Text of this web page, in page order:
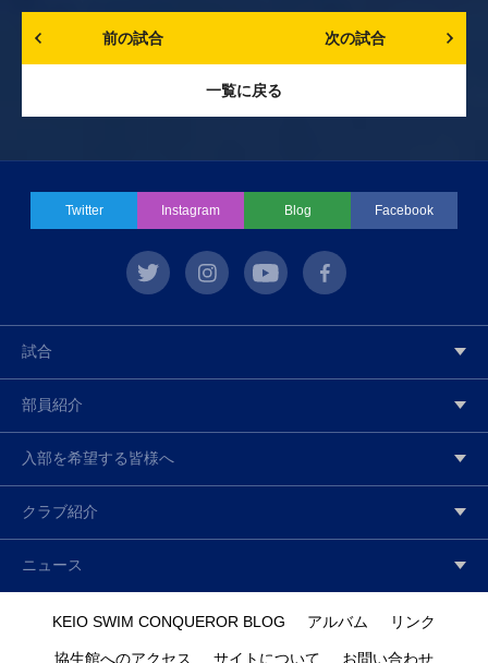
前の試合
一覧に戻る
次の試合
試合
部員紹介
入部を希望する皆様へ
クラブ紹介
ニュース
Twitter Instagram Blog Facebook
twitter instagramyoutube
KEIO SWIM CONQUEROR BLOG アルバム リンク
協生館へのアクセス サイトについて お問い合わせ